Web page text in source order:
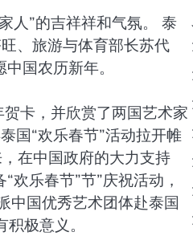
人”的吉祥祥和气氛。 泰
、旅游与体育部长苏代
国农历新年。
卡，并欣赏了两国艺术家
国“欢乐春节”活动拉开帷
在中国政府的大力支持
乐春节”节”庆祝活动，
中国优秀艺术团体赴泰国
极意义。